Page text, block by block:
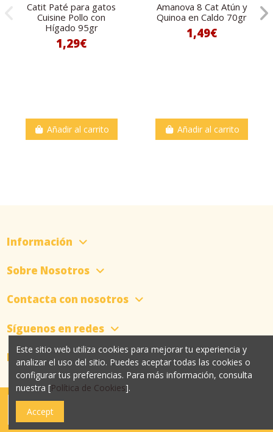
Catit Paté para gatos
Cuisine Pollo con
Hígado 95gr
1,29€
Añadir al carrito
Amanova 8 Cat Atún y
Quinoa en Caldo 70gr
1,49€
Añadir al carrito
Información
Sobre Nosotros
Contacta con nosotros
Síguenos en redes
Newsletter
Este sitio web utiliza cookies para mejorar tu experiencia y
analizar el uso del sitio. Puedes aceptar todas las cookies o
configurar tus preferencias. Para más información, consulta
nuestra [Política de Cookies].
Accept